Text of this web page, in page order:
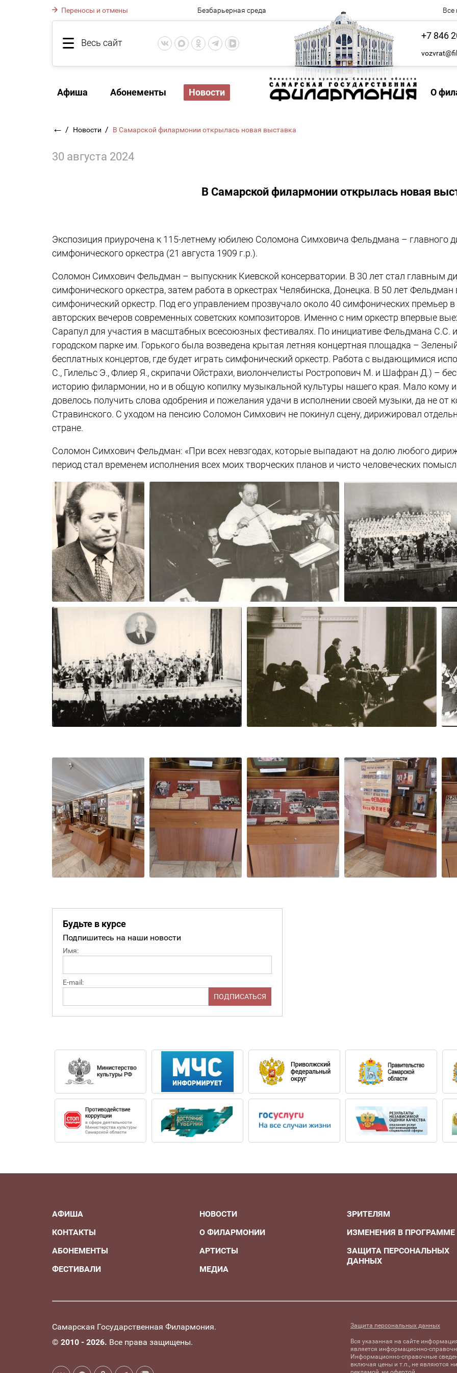
Переносы и отмены Безбарьерная среда Все
Весь сайт
+7 846
Афиша Абонементы Новости О
← / Новости / В Самарской филармонии открылась новая выставка
30 августа 2024
В Самарской филармонии открылась новая
Экспозиция приурочена к 115-летнему юбилею Соломона Симховича Фельдмана – главного
симфонического оркестра (21 августа 1909 г.р.).
Соломон Симхович Фельдман – выпускник Киевской консерватории. В 30 лет стал главным
симфонического оркестра, затем работа в оркестрах Челябинска, Донецка. В 50 лет
симфонический оркестр. Под его управлением прозвучало около 40 симфонических премьер
авторских вечеров современных советских композиторов. Именно с ним оркестр впервые
Сарапул для участия в масштабных всесоюзных фестивалях. По инициативе Фельдмана С.С.
городском парке им. Горького была возведена крытая летняя концертная площадка –
бесплатных концертов, где будет играть симфонический оркестр. Работа с выдающимися
С., Гилельс Э., Флиер Я., скрипачи Ойстрахи, виолончелисты Ростропович М. и Шафран Д.) –
историю филармонии, но и в общую копилку музыкальной культуры нашего края. Мало кому
довелось получить слова одобрения и пожелания удачи в исполнении своей музыки, да не от
Стравинского. С уходом на пенсию Соломон Симхович не покинул сцену, дирижировал
стране.
Соломон Симхович Фельдман: «При всех невзгодах, которые выпадают на долю любого
период стал временем исполнения всех моих творческих планов и чисто человеческих
Будьте в курсе
Подпишитесь на наши новости
Имя:
E-mail:
АФИША
КОНТАКТЫ
АБОНЕМЕНТЫ
ФЕСТИВАЛИ
НОВОСТИ
О ФИЛАРМОНИИ
АРТИСТЫ
МЕДИА
ЗРИТЕЛЯМ
ИЗМЕНЕНИЯ В ПРОГРАММЕ
ЗАЩИТА ПЕРСОНАЛЬНЫХ
ДАННЫХ
Самарская Государственная Филармония.
© 2010 - 2026. Все права защищены.
Защита персональных данных
Вся указанная на сайте
является информационно-
Информационно-справочные
включая цены и т.п., не являются ни